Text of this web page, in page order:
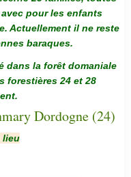
pour les enfants
Actuellement il ne reste
baraques.
dans la forêt domaniale
forestières 24 et 28
lieu